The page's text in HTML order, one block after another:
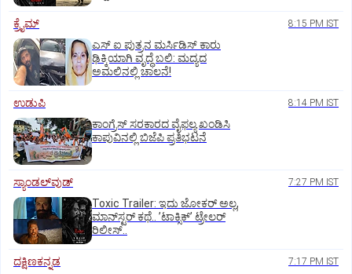
ಕ್ರೈಮ್ 8:15 PM IST
ಎಸ್ ಐ ಪುತ್ರನ ಮರ್ಸಿಡಿಸ್‌ ಕಾರು
ಢಿಕ್ಕಿಯಾಗಿ ವೃದ್ಧೆ ಬಲಿ: ಮದ್ಯದ
ಅಮಲಿನಲ್ಲಿ ಚಾಲನೆ!
ಉಡುಪಿ 8:14 PM IST
ಕಾಂಗ್ರೆಸ್ ಸರಕಾರದ ವೈಫಲ್ಯ ಖಂಡಿಸಿ
ಕಾಪುವಿನಲ್ಲಿ ಬಿಜೆಪಿ ಪ್ರತಿಭಟನೆ
ಸ್ಯಾಂಡಲ್‌ವುಡ್‌ 7:27 PM IST
Toxic Trailer: ಇದು ಜೋಕರ್‌ ಅಲ್ಲ,
ಮಾನ್‌ಸ್ಟರ್‌ ಕಥೆ.. ʼಟಾಕ್ಸಿಕ್‌ʼ ಟ್ರೇಲರ್‌
ರಿಲೀಸ್..
ದಕ್ಷಿಣಕನ್ನಡ 7:17 PM IST